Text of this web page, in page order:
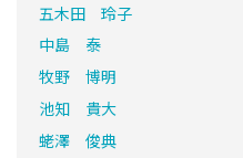
五木田 玲子
中島 泰
牧野 博明
池知 貴大
蛯澤 俊典